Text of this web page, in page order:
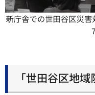
新庁舎での世田谷区災
「世田谷区地